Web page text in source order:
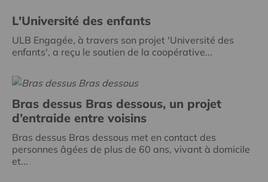
L'Université des enfants
ULB Engagée, à travers son projet 'Université des
enfants', a reçu le soutien de la coopérative...
Bras dessus Bras dessous, un projet
d’entraide entre voisins
Bras dessus Bras dessous met en contact des
personnes âgées de plus de 60 ans, vivant à domicile
et...